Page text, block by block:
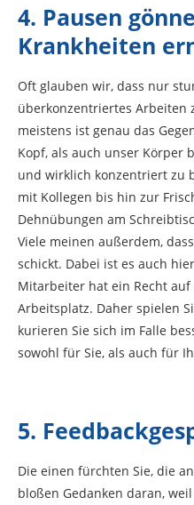
4. Pausen
Krankheiten
Oft glauben wir, dass nur
überkonzentriertes Arbeiten
meistens ist genau das
Kopf, als auch unser Körper
und wirklich konzentriert zu
mit Kollegen bis hin zur
Dehnübungen am
Viele meinen außerdem,
schickt. Dabei ist es auch
Mitarbeiter hat ein Recht
Arbeitsplatz. Daher spielen
kurieren Sie sich im Falle
sowohl für Sie, als auch für
5.
Die einen fürchten Sie, die
bloßen Gedanken daran,